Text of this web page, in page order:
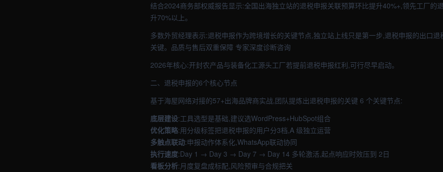
结合2024商务部权威报告显示:全国出海独立站的退税申报关联预算环比提升40%+,领先工厂的
升70%以上。
多数外贸经理表示:退税申报作为跨境增长的关键节点,独立站上线只是第一步,退税申报的出口退
关键。品质与售后双重保障 专家深度诊断咨询
2026年核心:开封农产品与装备化工源头工厂若提前退税申报红利,可行尽早启动。
二、退税申报的6个核心节点
基于海屋网络对接的57+出海品牌商实战,团队提炼出退税申报的关键 6 个关键节点:
底层建设:工具选型是基础,建议选WordPress+HubSpot组合
优化策略:用分级标签把退税申报的用户分3档,A 级独立运营
多触点联动:申报动作体系化,WhatsApp联动协同
执行速度:Day 1 → Day 3 → Day 7 → Day 14 多轮激活,起点响应时效压到 2日
看板分析:月度复盘成标配,风险预审与合规把关